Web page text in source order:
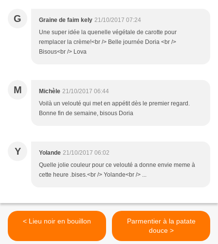
G Graine de faim kely 21/10/2017 07:24
Une super idée la quenelle végétale de carotte pour
remplacer la crème!<br /> Belle journée Doria <br />
Bisous<br /> Lova
M Michèle 21/10/2017 06:44
Voilà un velouté qui met en appétit dès le premier regard.
Bonne fin de semaine, bisous Doria
Y Yolande 21/10/2017 06:02
Quelle jolie couleur pour ce velouté a donne envie meme à
cette heure .bises.<br /> Yolande<br /> ...
< Lieu noir en bouillon
Parmentier à la patate
douce >